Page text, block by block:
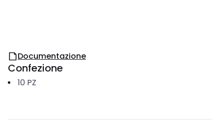
Documentazione
Confezione
10 PZ